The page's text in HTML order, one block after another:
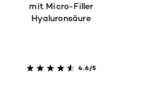
mit Micro-Filler
Hyaluronsäure
4.6/5